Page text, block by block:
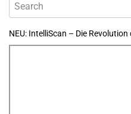
NEU: IntelliScan – Die